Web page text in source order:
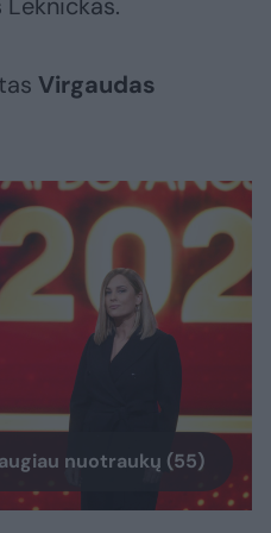
Virgaudas
nuotraukų (55)